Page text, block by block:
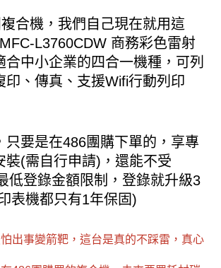
合機，我們自己現在就用這
L3760CDW 商務彩色雷射
合中小企業的四合一機種，可列
印、傳真、支援Wifi行動列印
只要是在486團購下單的，享專
裝(需自行申請)，還能不受
低登錄金額限制，登錄就升級3
表機都只有1年保固)
出事變箭靶，這台是真的不踩雷，真心